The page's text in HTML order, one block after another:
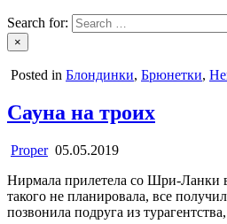
Search for:
×
Posted in Блондинки, Брюнетки,
Сауна на троих
Proper 05.05.2019
Нирмала прилетела со Шри-Ланки
такого не планировала, все
позвонила подруга из